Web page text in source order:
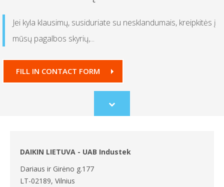
Jei kyla klausimų, susiduriate su nesklandumais, kreipkitės į
mūsų pagalbos skyrių,...
FILL IN CONTACT FORM
Scroll
to
DAIKIN LIETUVA - UAB Industek
Dariaus ir Girėno g.177
LT-02189, Vilnius